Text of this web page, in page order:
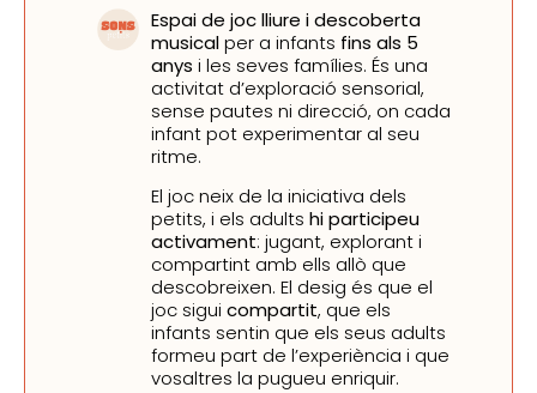
Espai de joc lliure i descoberta
musicalper a infants fins als 5
anys i les seves famílies. És una
activitat d’exploració sensorial,
sense pautes ni direcció, on cada
infant pot experimentar al seu
ritme.
El joc neix de la iniciativa dels
petits, i els adults hi participeu
activament: jugant, explorant i
compartint amb ells allò que
descobreixen. El desig és que el
joc sigui compartit, que els
infants sentin que els seus adults
formeu part de l’experiència i que
vosaltres la pugueu enriquir.